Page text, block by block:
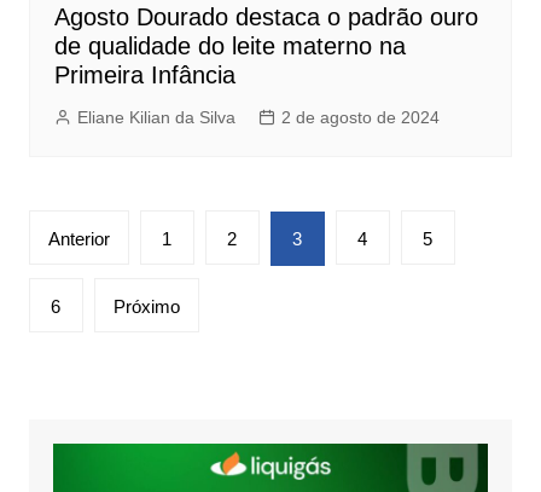
Agosto Dourado destaca o padrão ouro
de qualidade do leite materno na
Primeira Infância
Eliane Kilian da Silva 2 de agosto de 2024
Paginação
posts
Anterior 1 2 3 4 5
6 Próximo